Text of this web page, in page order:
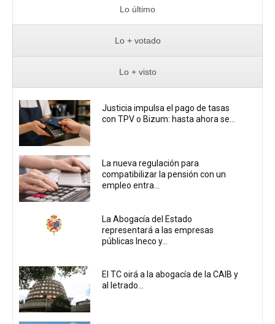
Lo último
Lo + votado
Lo + visto
Justicia impulsa el pago de tasas
con TPV o Bizum: hasta ahora se...
La nueva regulación para
compatibilizar la pensión con un
empleo entra...
La Abogacía del Estado
representará a las empresas
públicas Ineco y...
El TC oirá a la abogacía de la CAIB y
al letrado...